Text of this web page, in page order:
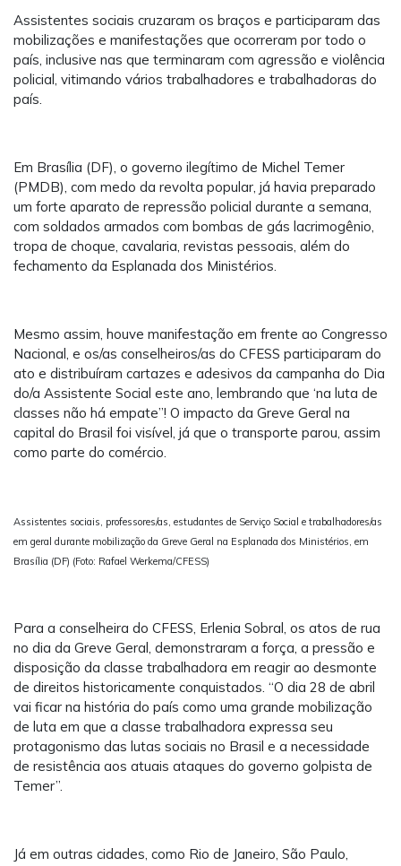
Assistentes sociais cruzaram os braços e participaram das
mobilizações e manifestações que ocorreram por todo o
país, inclusive nas que terminaram com agressão e violência
policial, vitimando vários trabalhadores e trabalhadoras do
país.
Em Brasília (DF), o governo ilegítimo de Michel Temer
(PMDB), com medo da revolta popular, já havia preparado
um forte aparato de repressão policial durante a semana,
com soldados armados com bombas de gás lacrimogênio,
tropa de choque, cavalaria, revistas pessoais, além do
fechamento da Esplanada dos Ministérios.
Mesmo assim, houve manifestação em frente ao Congresso
Nacional, e os/as conselheiros/as do CFESS participaram do
ato e distribuíram cartazes e adesivos da campanha do Dia
do/a Assistente Social este ano, lembrando que ‘na luta de
classes não há empate”! O impacto da Greve Geral na
capital do Brasil foi visível, já que o transporte parou, assim
como parte do comércio.
Assistentes sociais, professores/as, estudantes de Serviço Social e trabalhadores/as
em geral durante mobilização da Greve Geral na Esplanada dos Ministérios, em
Brasília (DF) (Foto: Rafael Werkema/CFESS)
Para a conselheira do CFESS, Erlenia Sobral, os atos de rua
no dia da Greve Geral, demonstraram a força, a pressão e
disposição da classe trabalhadora em reagir ao desmonte
de direitos historicamente conquistados. “O dia 28 de abril
vai ficar na história do país como uma grande mobilização
de luta em que a classe trabalhadora expressa seu
protagonismo das lutas sociais no Brasil e a necessidade
de resistência aos atuais ataques do governo golpista de
Temer”.
Já em outras cidades, como Rio de Janeiro, São Paulo,